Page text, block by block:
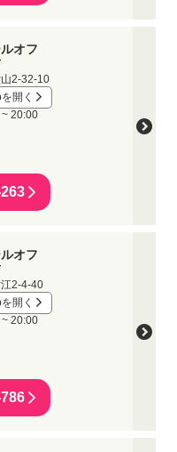
オフ
2-32-10
開く
20:00
オフ
2-4-40
開く
20:00